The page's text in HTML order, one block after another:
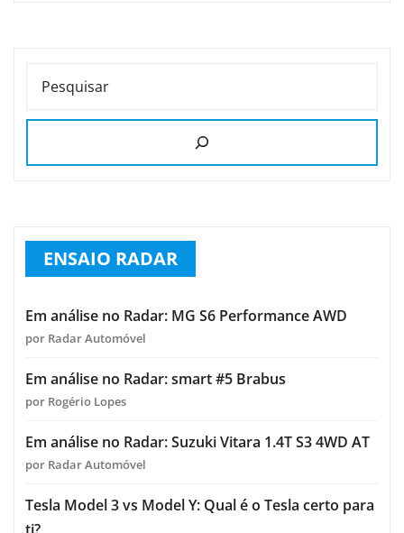
PESQUISAR
ENSAIO RADAR
Em análise no Radar: MG S6 Performance AWD
por Radar Automóvel
Em análise no Radar: smart #5 Brabus
por Rogério Lopes
Em análise no Radar: Suzuki Vitara 1.4T S3 4WD AT
por Radar Automóvel
Tesla Model 3 vs Model Y: Qual é o Tesla certo para